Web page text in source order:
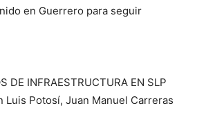
en Guerrero para seguir
DE INFRAESTRUCTURA EN SLP
Luis Potosí, Juan Manuel Carreras